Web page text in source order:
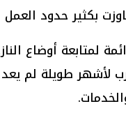
بكثير حدود العمل
لمتابعة أوضاع
لأشهر طويلة لم يعد